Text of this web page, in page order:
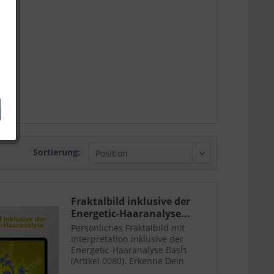
Sortierung:
Fraktalbild inklusive der
Energetic-Haaranalyse...
Persönliches Fraktalbild mit
Interpretation inklusive der
Energetic-Haaranalyse Basis
(Artikel 0080). Erkenne Dein